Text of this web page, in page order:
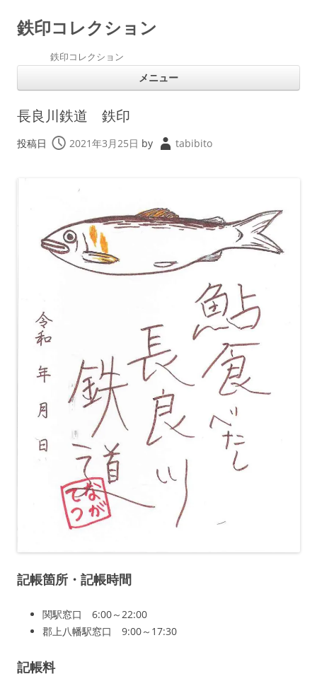
鉄印コレクション
鉄印コレクション
メニュー
長良川鉄道 鉄印
投稿日 2021年3月25日 by tabibito
記帳箇所・記帳時間
関駅窓口 6:00～22:00
郡上八幡駅窓口 9:00～17:30
記帳料